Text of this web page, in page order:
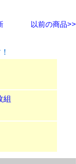
以前の商品>>
組